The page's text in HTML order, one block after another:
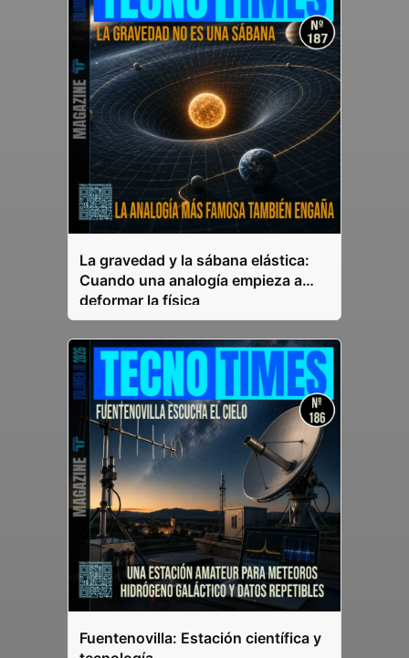
La gravedad y la sábana elástica:
Cuando una analogía empieza a
deformar la física
Fuentenovilla: Estación científica y